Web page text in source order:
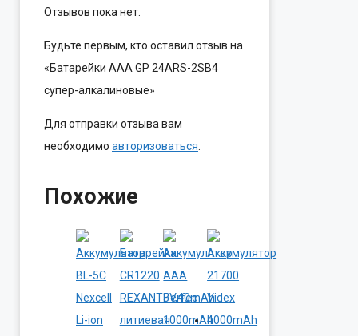
Отзывов пока нет.
Будьте первым, кто оставил отзыв на
«Батарейки AAA GP 24ARS-2SB4
супер-алкалиновые»
Для отправки отзыва вам
необходимо авторизоваться
Похожие